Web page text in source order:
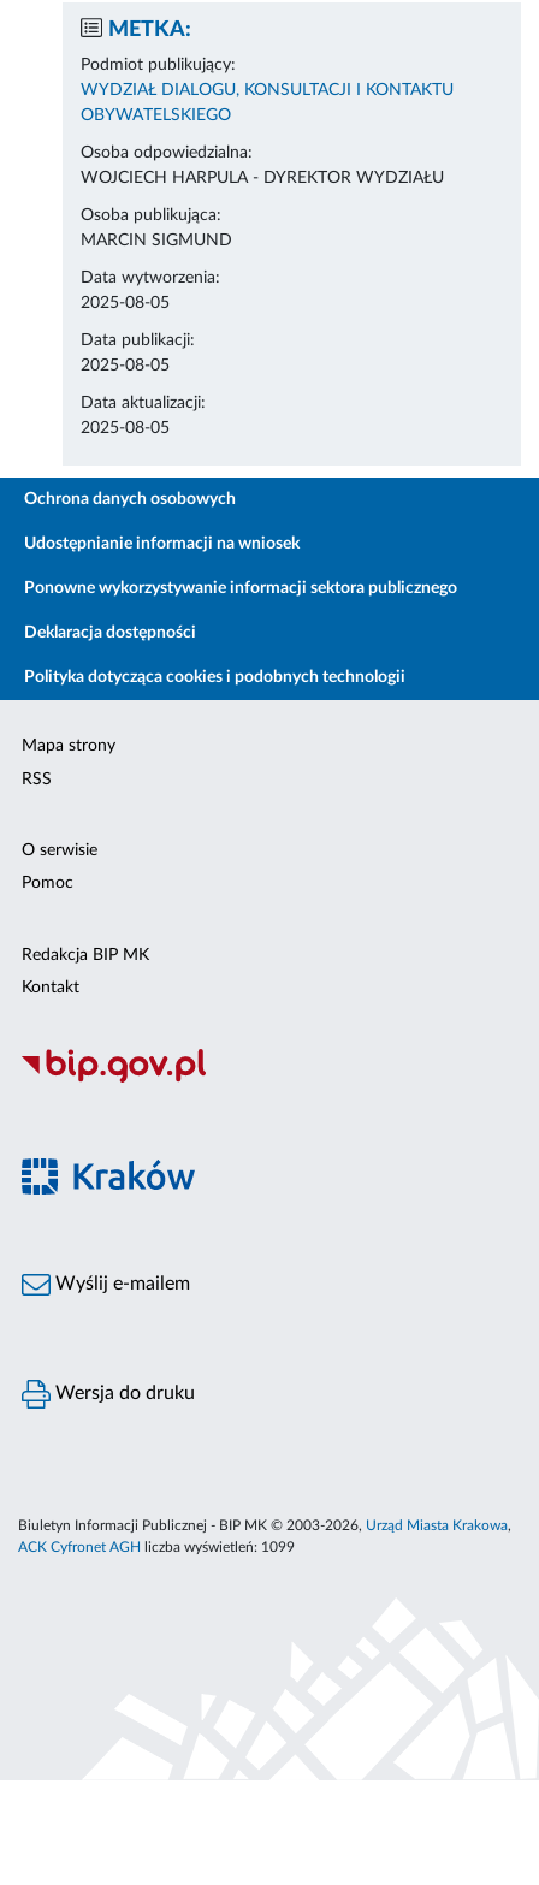
METKA:
Podmiot publikujący:
WYDZIAŁ DIALOGU, KONSULTACJI I KONTAKTU
OBYWATELSKIEGO
Osoba odpowiedzialna:
WOJCIECH HARPULA - DYREKTOR WYDZIAŁU
Osoba publikująca:
MARCIN SIGMUND
Data wytworzenia:
2025-08-05
Data publikacji:
2025-08-05
Data aktualizacji:
2025-08-05
Ochrona danych osobowych
Udostępnianie informacji na wniosek
Ponowne wykorzystywanie informacji sektora publicznego
Deklaracja dostępności
Polityka dotycząca cookies i podobnych technologii
Mapa strony
RSS
O serwisie
Pomoc
Redakcja BIP MK
Kontakt
Wyślij e-mailem
Wersja do druku
Biuletyn Informacji Publicznej - BIP MK © 2003-2026, Urząd Miasta Krakowa,
ACK Cyfronet AGH
liczba wyświetleń: 1099